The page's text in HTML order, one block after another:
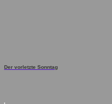
Der vorletzte Sonntag